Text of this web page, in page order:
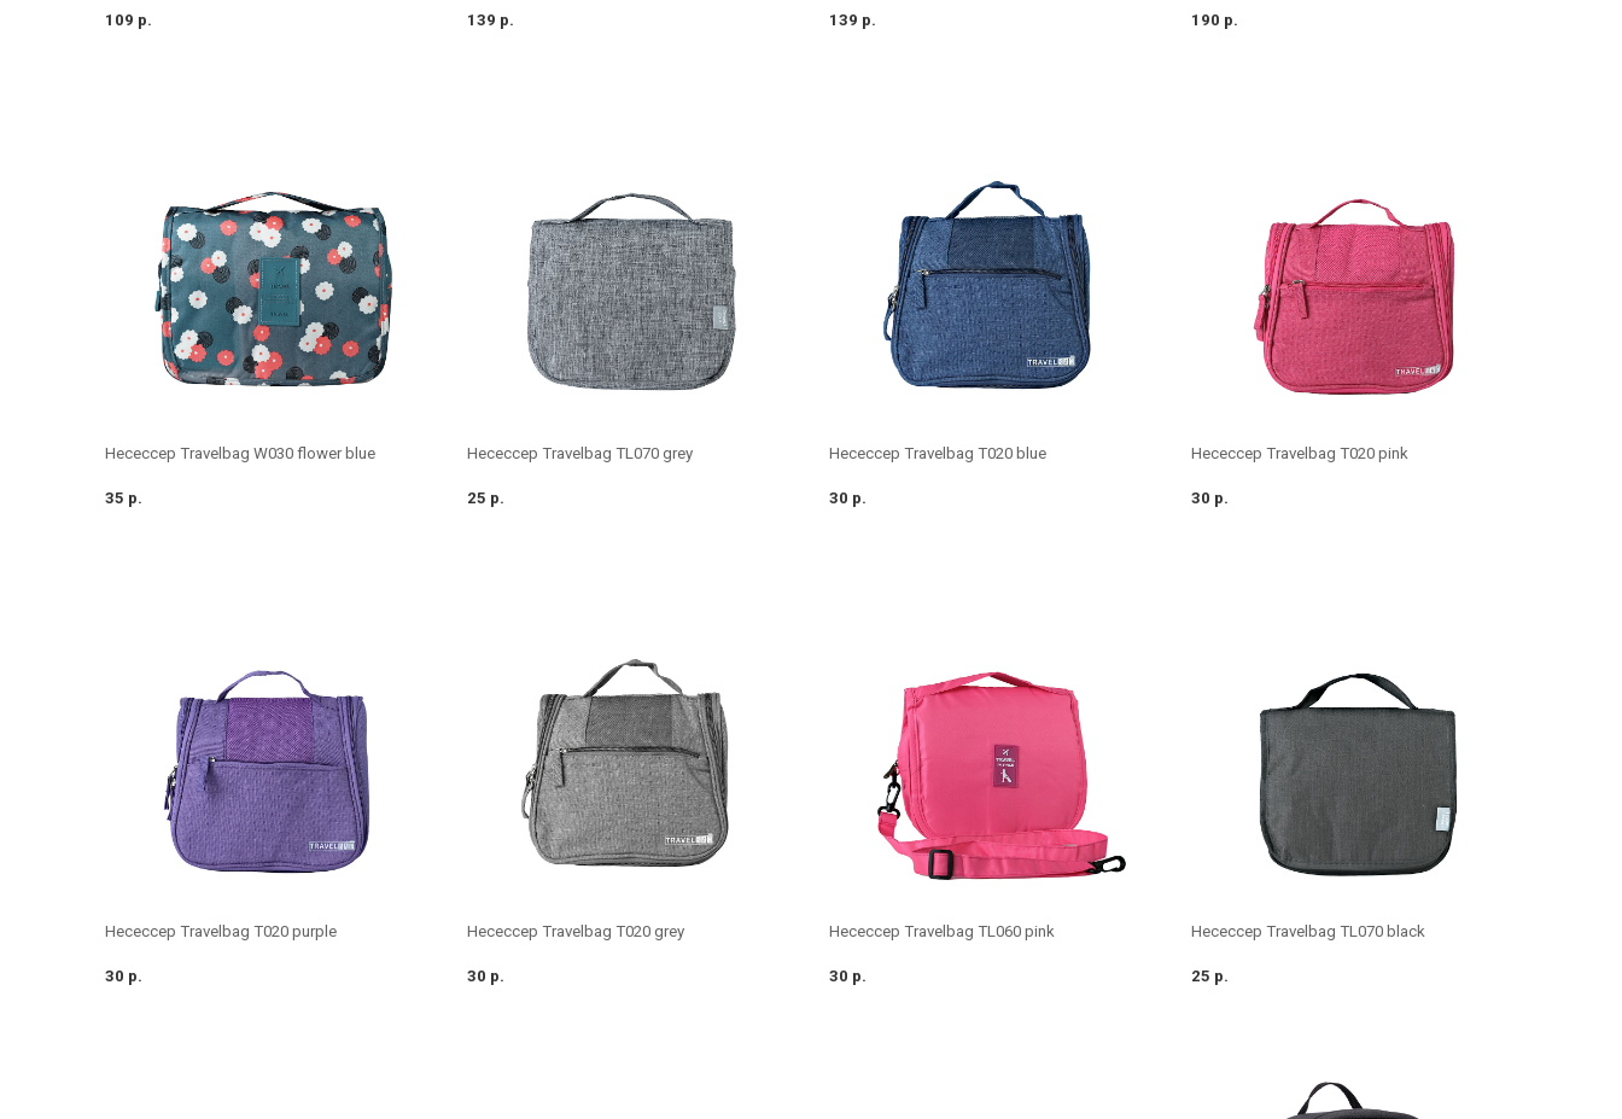
109 р. 139 р. 139 р. 190 р.
Несессер Travelbag W030 flower blue
35 р.
Несессер Travelbag TL070 grey
25 р.
Несессер Travelbag T020 blue
30 р.
Несессер Travelbag T020 pink
30 р.
Несессер Travelbag T020 purple
30 р.
Несессер Travelbag T020 grey
30 р.
Несессер Travelbag TL060 pink
30 р.
Несессер Travelbag TL070 black
25 р.